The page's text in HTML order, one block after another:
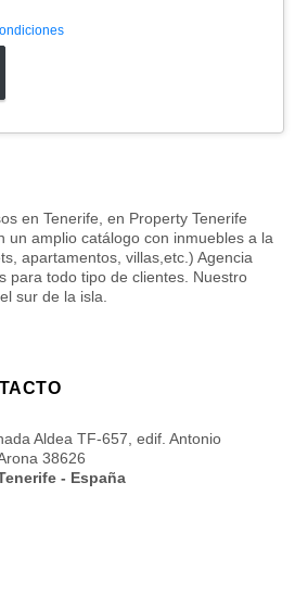
en Tenerife, en Property Tenerife
un amplio catálogo con inmuebles a la
apartamentos, villas,etc.) Agencia
para todo tipo de clientes. Nuestro
sur de la isla.
Aldea TF-657, edif. Antonio
38626
- España